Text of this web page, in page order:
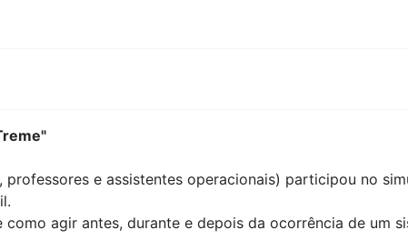
professores e assistentes operacionais) participou no
agir antes, durante e depois da ocorrência de um